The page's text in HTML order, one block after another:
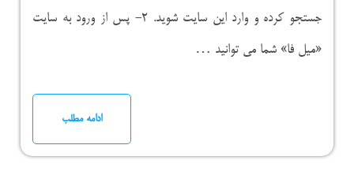
جستجو کرده و وارد این سایت شوید. ۲- پس از ورود به سایت
«میل فا» شما می توانید …
ادامه مطلب